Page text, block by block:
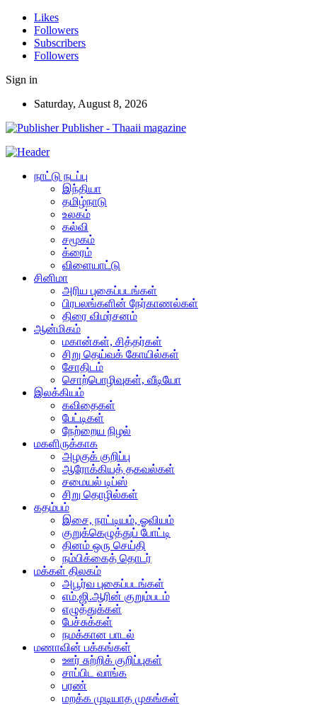
Likes
Followers
Subscribers
Followers
Sign in
Saturday, August 8, 2026
Publisher - Thaaii magazine
நாட்டு நடப்பு
இந்தியா
தமிழ்நாடு
உலகம்
கல்வி
சமூகம்
க்ரைம்
விளையாட்டு
சினிமா
அரிய புகைப்படங்கள்
பிரபலங்களின் நேர்காணல்கள்
திரை விமர்சனம்
ஆன்மிகம்
மகான்கள், சித்தர்கள்
சிறு தெய்வக் கோயில்கள்
சோதிடம்
சொற்பொழிவுகள், வீடியோ
இலக்கியம்
கவிதைகள்
பேட்டிகள்
நேற்றைய நிழல்
மகளிருக்காக
அழகுக் குறிப்பு
ஆரோக்கியத் தகவல்கள்
சமையல் டிப்ஸ்
சிறு தொழில்கள்
கதம்பம்
இசை, நாட்டியம், ஓவியம்
குறுக்கெழுத்துப் போட்டி
தினம் ஒரு செய்தி
நம்பிக்கைத் தொடர்
மக்கள் திலகம்
அபூர்வ புகைப்படங்கள்
எம்.ஜி.ஆரின் குறும்படம்
எழுத்துக்கள்
பேச்சுக்கள்
நமக்கான பாடல்
மணாவின் பக்கங்கள்
ஊர் சுற்றிக் குறிப்புகள்
சாப்பிட வாங்க
பரண்
மறக்க முடியாத முகங்கள்